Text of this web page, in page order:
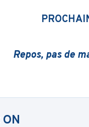
Repos, pas de
ON